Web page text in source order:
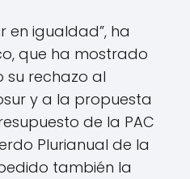
en igualdad”, ha
que ha mostrado
su rechazo al
y a la propuesta
de la PAC
Plurianual de la
también la